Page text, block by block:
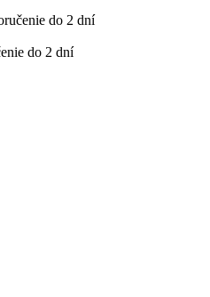
do 2 dní
do 2 dní